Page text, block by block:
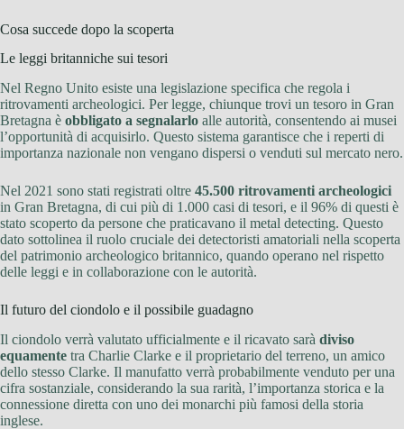
Cosa succede dopo la scoperta
Le leggi britanniche sui tesori
Nel Regno Unito esiste una legislazione specifica che regola i
ritrovamenti archeologici. Per legge, chiunque trovi un tesoro in Gran
Bretagna è obbligato a segnalarlo alle autorità, consentendo ai musei
l’opportunità di acquisirlo. Questo sistema garantisce che i reperti di
importanza nazionale non vengano dispersi o venduti sul mercato nero.
Nel 2021 sono stati registrati oltre 45.500 ritrovamenti archeologici
in Gran Bretagna, di cui più di 1.000 casi di tesori, e il 96% di questi è
stato scoperto da persone che praticavano il metal detecting. Questo
dato sottolinea il ruolo cruciale dei detectoristi amatoriali nella scoperta
del patrimonio archeologico britannico, quando operano nel rispetto
delle leggi e in collaborazione con le autorità.
Il futuro del ciondolo e il possibile guadagno
Il ciondolo verrà valutato ufficialmente e il ricavato sarà diviso
equamente tra Charlie Clarke e il proprietario del terreno, un amico
dello stesso Clarke. Il manufatto verrà probabilmente venduto per una
cifra sostanziale, considerando la sua rarità, l’importanza storica e la
connessione diretta con uno dei monarchi più famosi della storia
inglese.